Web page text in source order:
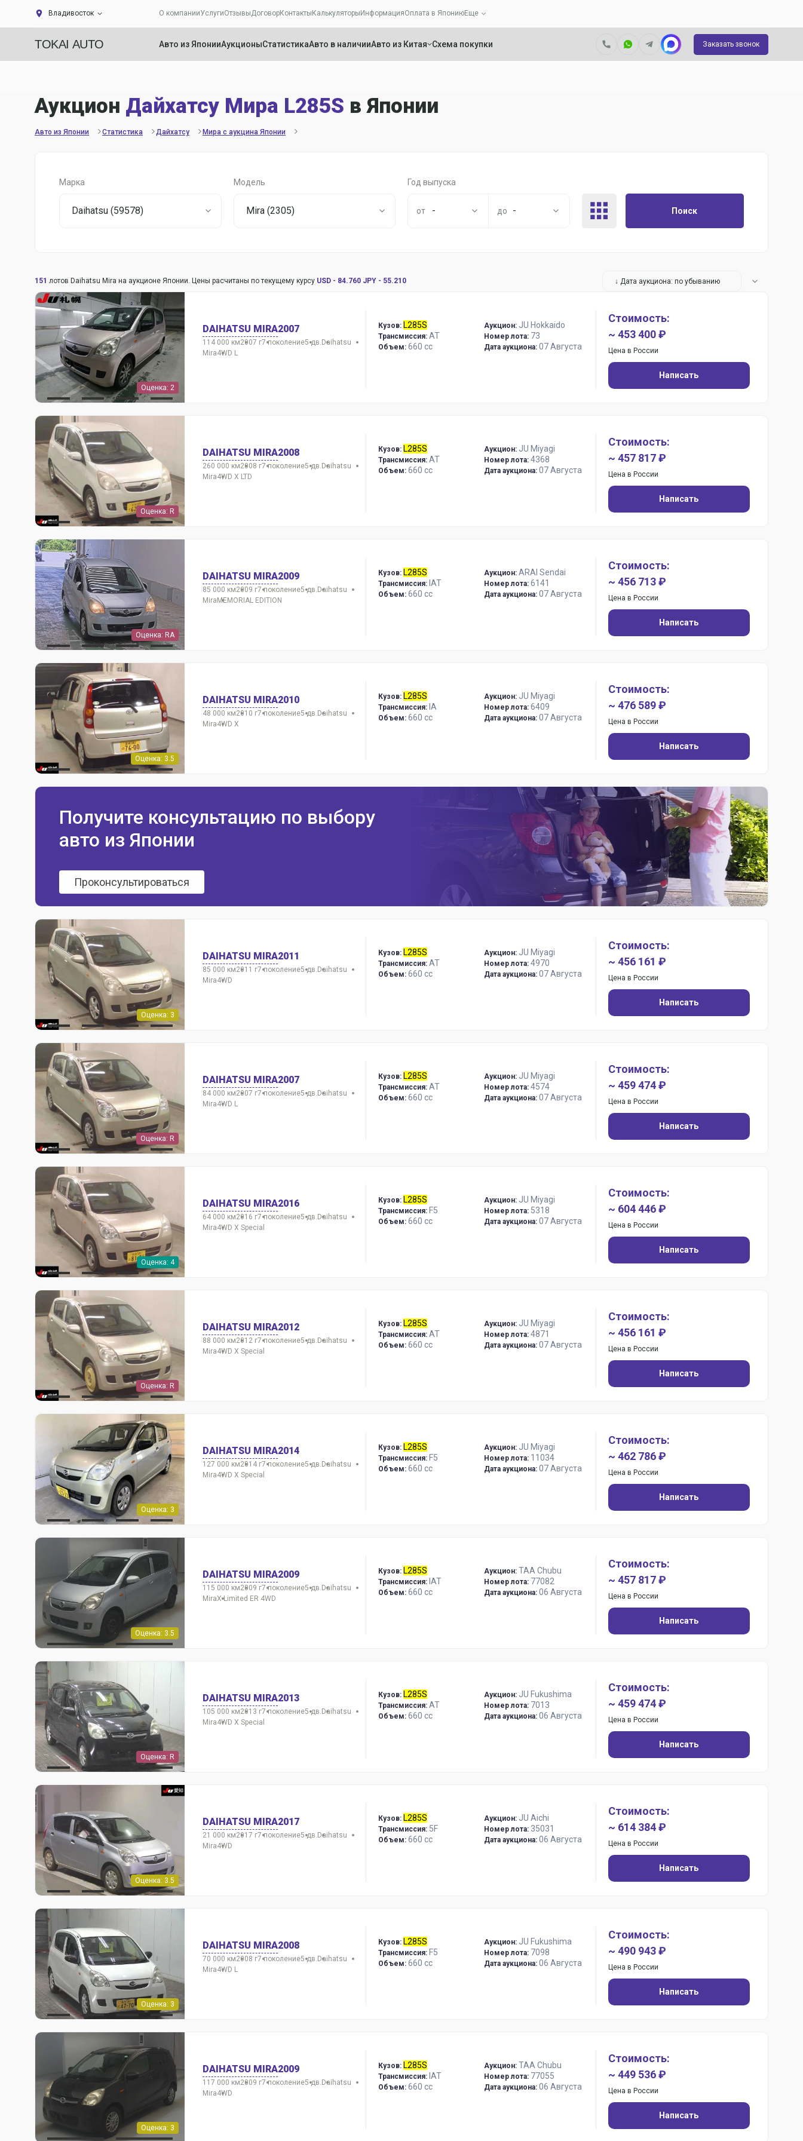
Владивосток О компанииУслугиОтзывыДоговорКонтакты Калькуляторы ИнформацияОплата в ЯпониюЕще
TOKAI AUTO Авто из ЯпонииАукционыСтатистикаАвто в наличииАвто из Китая Схема покупки Заказать звонок
Аукцион Дайхатсу Мира L285S в Японии
Авто из Японии Статистика Дайхатсу Мира с аукцина Японии
Марка
Daihatsu (59578)
Модель
Mira (2305)
Год выпуска
- - Поиск
151 лотов Daihatsu Mira на аукционе Японии. Цены расчитаны по текущему курсу USD - 84.760 JPY - 55.210 ↓ Дата аукциона: по убыванию
Оценка: 2
DAIHATSU MIRA2007
114 000 км2007 г7 поколение5 дв. Daihatsu
Mira4WD L
Кузов: L285S
Трансмиссия: AT
Объем: 660 сс
Аукцион: JU Hokkaido
Номер лота: 73
Дата аукциона: 07 Августа
Стоимость:
~ 453 400 ₽
Цена в России
Написать
Оценка: R
DAIHATSU MIRA2008
260 000 км2008 г7 поколение5 дв. Daihatsu
Mira4WD X LTD
Кузов: L285S
Трансмиссия: AT
Объем: 660 сс
Аукцион: JU Miyagi
Номер лота: 4368
Дата аукциона: 07 Августа
Стоимость:
~ 457 817 ₽
Цена в России
Написать
Оценка: RA
DAIHATSU MIRA2009
85 000 км2009 г7 поколение5 дв. Daihatsu
Mira MEMORIAL EDITION
Кузов: L285S
Трансмиссия: IAT
Объем: 660 сс
Аукцион: ARAI Sendai
Номер лота: 6141
Дата аукциона: 07 Августа
Стоимость:
~ 456 713 ₽
Цена в России
Написать
Оценка: 3.5
DAIHATSU MIRA2010
48 000 км2010 г7 поколение5 дв. Daihatsu
Mira4WD X
Кузов: L285S
Трансмиссия: IA
Объем: 660 сс
Аукцион: JU Miyagi
Номер лота: 6409
Дата аукциона: 07 Августа
Стоимость:
~ 476 589 ₽
Цена в России
Написать
Получите консультацию по выбору
авто из Японии
Проконсультироваться
Оценка: 3
DAIHATSU MIRA2011
85 000 км2011 г7 поколение5 дв. Daihatsu
Mira4WD
Кузов: L285S
Трансмиссия: AT
Объем: 660 сс
Аукцион: JU Miyagi
Номер лота: 4970
Дата аукциона: 07 Августа
Стоимость:
~ 456 161 ₽
Цена в России
Написать
Оценка: R
DAIHATSU MIRA2007
84 000 км2007 г7 поколение5 дв. Daihatsu
Mira4WD L
Кузов: L285S
Трансмиссия: AT
Объем: 660 сс
Аукцион: JU Miyagi
Номер лота: 4574
Дата аукциона: 07 Августа
Стоимость:
~ 459 474 ₽
Цена в России
Написать
Оценка: 4
DAIHATSU MIRA2016
64 000 км2016 г7 поколение5 дв. Daihatsu
Mira4WD X Special
Кузов: L285S
Трансмиссия: F5
Объем: 660 сс
Аукцион: JU Miyagi
Номер лота: 5318
Дата аукциона: 07 Августа
Стоимость:
~ 604 446 ₽
Цена в России
Написать
Оценка: R
DAIHATSU MIRA2012
88 000 км2012 г7 поколение5 дв. Daihatsu
Mira4WD X Special
Кузов: L285S
Трансмиссия: AT
Объем: 660 сс
Аукцион: JU Miyagi
Номер лота: 4871
Дата аукциона: 07 Августа
Стоимость:
~ 456 161 ₽
Цена в России
Написать
Оценка: 3
DAIHATSU MIRA2014
127 000 км2014 г7 поколение5 дв. Daihatsu
Mira4WD X Special
Кузов: L285S
Трансмиссия: F5
Объем: 660 сс
Аукцион: JU Miyagi
Номер лота: 11034
Дата аукциона: 07 Августа
Стоимость:
~ 462 786 ₽
Цена в России
Написать
Оценка: 3.5
DAIHATSU MIRA2009
115 000 км2009 г7 поколение5 дв. Daihatsu
MiraX Limited ER 4WD
Кузов: L285S
Трансмиссия: IAT
Объем: 660 сс
Аукцион: TAA Chubu
Номер лота: 77082
Дата аукциона: 06 Августа
Стоимость:
~ 457 817 ₽
Цена в России
Написать
Оценка: R
DAIHATSU MIRA2013
105 000 км2013 г7 поколение5 дв. Daihatsu
Mira4WD X Special
Кузов: L285S
Трансмиссия: AT
Объем: 660 сс
Аукцион: JU Fukushima
Номер лота: 7013
Дата аукциона: 06 Августа
Стоимость:
~ 459 474 ₽
Цена в России
Написать
Оценка: 3.5
DAIHATSU MIRA2017
21 000 км2017 г7 поколение5 дв. Daihatsu
Mira4WD
Кузов: L285S
Трансмиссия: 5F
Объем: 660 сс
Аукцион: JU Aichi
Номер лота: 35031
Дата аукциона: 06 Августа
Стоимость:
~ 614 384 ₽
Цена в России
Написать
Оценка: 3
DAIHATSU MIRA2008
70 000 км2008 г7 поколение5 дв. Daihatsu
Mira4WD L
Кузов: L285S
Трансмиссия: F5
Объем: 660 сс
Аукцион: JU Fukushima
Номер лота: 7098
Дата аукциона: 06 Августа
Стоимость:
~ 490 943 ₽
Цена в России
Написать
Оценка: 3
DAIHATSU MIRA2009
117 000 км2009 г7 поколение5 дв. Daihatsu
Mira4WD
Кузов: L285S
Трансмиссия: IAT
Объем: 660 сс
Аукцион: TAA Chubu
Номер лота: 77055
Дата аукциона: 06 Августа
Стоимость:
~ 449 536 ₽
Цена в России
Написать